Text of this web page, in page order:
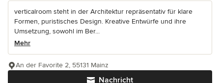
verticalroom steht in der Architektur repräsentativ für klare
Formen, puristisches Design. Kreative Entwürfe und ihre
Umsetzung, sowohl im Ber...
Mehr
Nachricht
An der Favorite 2, 55131 Mainz